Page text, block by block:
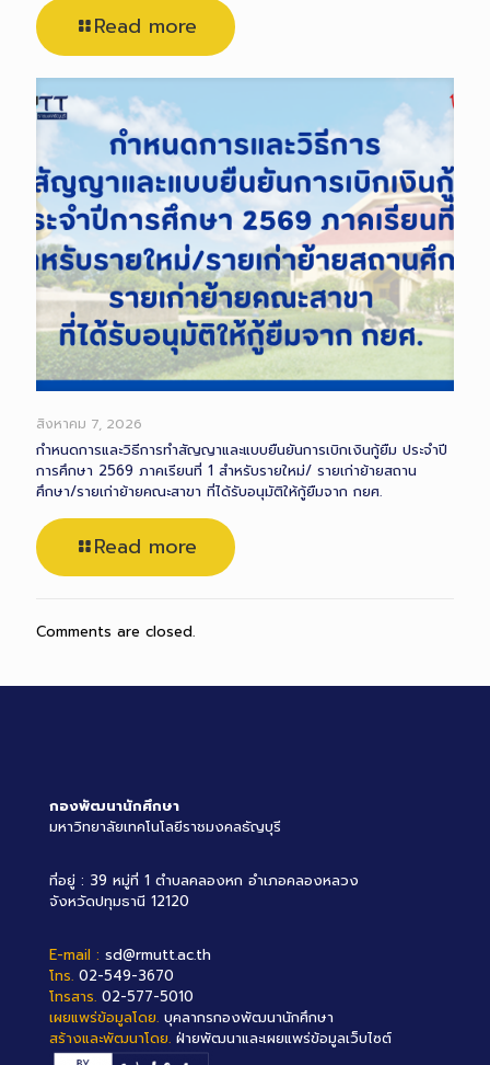
Read more
สิงหาคม 7, 2026
กำหนดการและวิธีการทำสัญญาและแบบยืนยันการเบิกเงินกู้ยืม ประจำปี
การศึกษา 2569 ภาคเรียนที่ 1 สำหรับรายใหม่/ รายเก่าย้ายสถาน
ศึกษา/รายเก่าย้ายคณะสาขา ที่ได้รับอนุมัติให้กู้ยืมจาก กยศ.
Read more
Comments are closed.
กองพัฒนานักศึกษา
มหาวิทยาลัยเทคโนโลยีราชมงคลธัญบุรี
ที่อยู่ : 39 หมู่ที่ 1 ตำบลคลองหก อำเภอคลองหลวง
จังหวัดปทุมธานี 12120
E-mail : sd@rmutt.ac.th
โทร. 02-549-3670
โทรสาร. 02-577-5010
เผยแพร่ข้อมูลโดย. บุคลากรกองพัฒนานักศึกษา
สร้างและพัฒนาโดย. ฝ่ายพัฒนาและเผยแพร่ข้อมูลเว็บไซต์